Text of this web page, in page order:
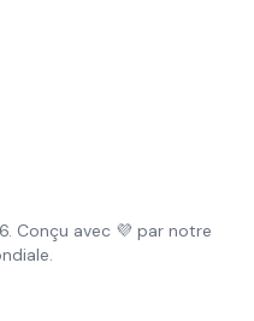
Conçu avec 💜 par notre